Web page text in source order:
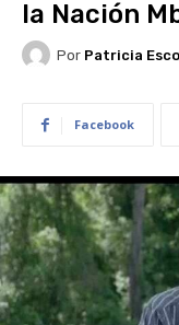
la Nación
Por Patricia
Facebook